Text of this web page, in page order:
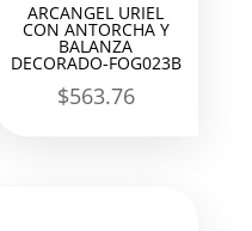
ARCANGEL URIEL
CON ANTORCHA Y
BALANZA
DECORADO-FOG023B
$563.76